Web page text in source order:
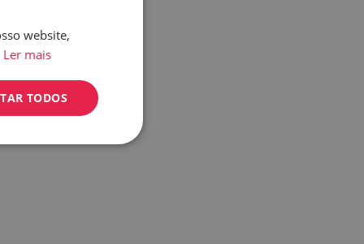
e
ENGLISH
PORTUGUESE
website,
Ler mais
TODOS